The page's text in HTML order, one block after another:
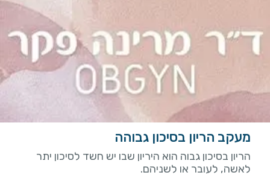
מעקב הריון בסיכון גבוהה
הריון בסיכון גבוה הוא היריון שבו יש חשד לסיכון יתר
לאשה, לעובר או לשניהם.